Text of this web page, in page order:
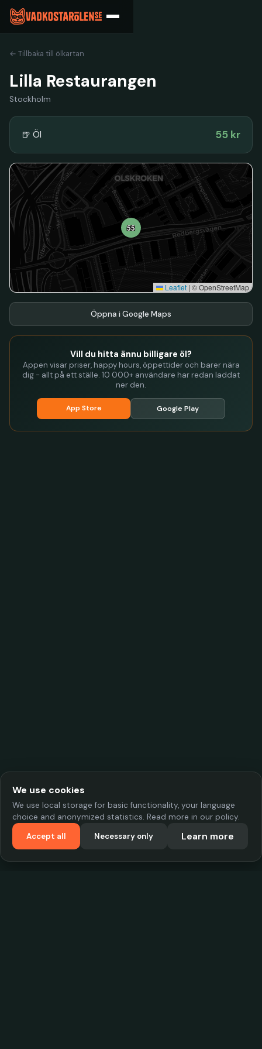
← Tillbaka till ölkartan
Lilla Restaurangen
Stockholm
🍺 Öl 55 kr
55
Leaflet | © OpenStreetMap
Öppna i Google Maps
Vill du hitta ännu billigare öl?
Appen visar priser, happy hours, öppettider och barer nära
dig - allt på ett ställe. 10 000+ användare har redan laddat
ner den.
App Store Google Play
We use cookies
We use local storage for basic functionality, your language
choice and anonymized statistics. Read more in our policy.
Accept all
Necessary only Learn more